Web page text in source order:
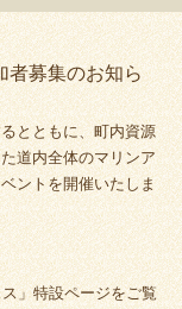
者募集のお知ら
とともに、町内資源
道内全体のマリンア
ントを開催いたしま
」特設ページをご覧